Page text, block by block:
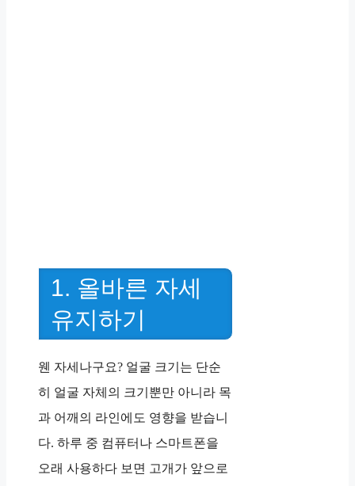
1. 올바른 자세
유지하기
웬 자세나구요? 얼굴 크기는 단순
히 얼굴 자체의 크기뿐만 아니라 목
과 어깨의 라인에도 영향을 받습니
다. 하루 중 컴퓨터나 스마트폰을
오래 사용하다 보면 고개가 앞으로